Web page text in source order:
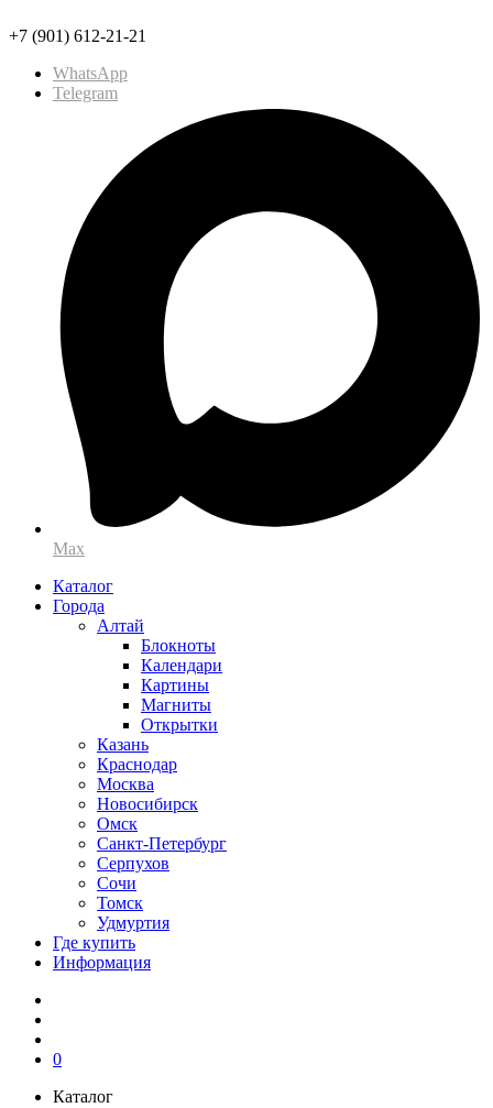
+7 (901) 612-21-21
WhatsApp
Telegram
Max
Каталог
Города
Алтай
Блокноты
Календари
Картины
Магниты
Открытки
Казань
Краснодар
Москва
Новосибирск
Омск
Санкт-Петербург
Серпухов
Сочи
Томск
Удмуртия
Где купить
Информация
0
Каталог